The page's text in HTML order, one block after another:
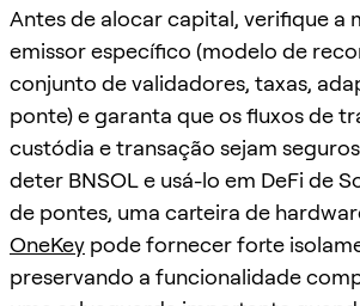
Antes de alocar capital, verifique a
emissor específico (modelo de
conjunto de validadores, taxas,
ponte) e garanta que os fluxos de
custódia e transação sejam
deter BNSOL e usá-lo em DeFi de
de pontes, uma carteira de
OneKey pode fornecer forte
preservando a funcionalidade